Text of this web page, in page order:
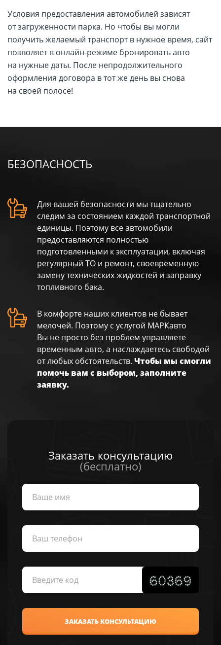
Условия предоставления автомобилей зависят
от загруженности парка. Но чтобы вы могли
получить желаемый транспорт в нужное время, сайт
позволяет в онлайн-режиме бронировать авто
на нужные даты. После непродолжительного
оформления договора в тот же день вы снова
на своей полосе!
БЕЗОПАСНОСТЬ
Для вашей безопасности мы тщательно
следим за состоянием каждой транспортной
единицы. Поэтому все автомобили
предоставляются полностью
подготовленными к эксплуатации, включая
регулярный ТО и ремонт, своевременную
замену технических жидкостей и заправку
топливного бака.
В комфорте наших клиентов не бывает
мелочей. Поэтому с услугой МАРКавто
Вы не просто без проблем управляете
временным авто, а наслаждаетесь свободой
от любых обстоятельств. Чтобы мы смогли
помочь вам с выбором, заполните
заявку.
Заказать консультацию
(бесплатно)